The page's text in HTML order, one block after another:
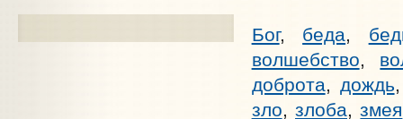
Бог, беда,
волшебство,
доброта, дождь
зло, злоба,змея